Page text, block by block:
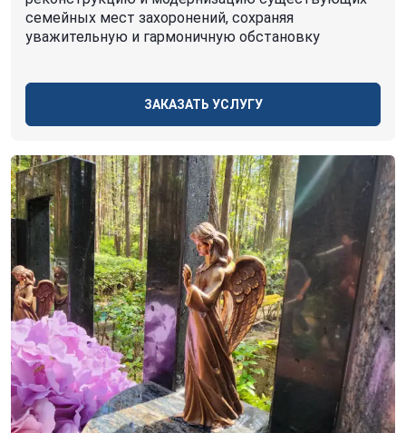
семейных мест захоронений, сохраняя
уважительную и гармоничную обстановку
ЗАКАЗАТЬ УСЛУГУ